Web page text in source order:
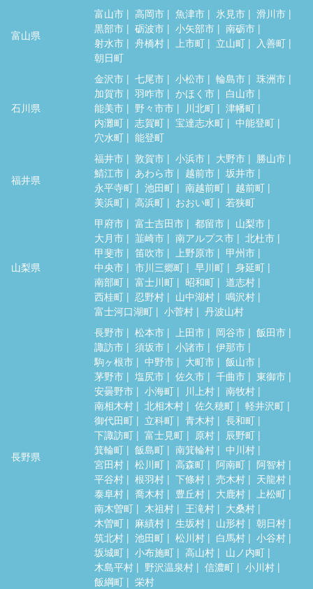
富山県
富山市 高岡市 魚津市 氷見市
滑川市
黒部市
砺波市 小矢部市
南砺市
射水市
舟橋村 上市町 立山町
入善町
朝日町
石川県
金沢市 七尾市 小松市 輪島市
珠洲市
加賀市
羽咋市 かほく市
白山市
能美市
野々市市 川北町
津幡町
内灘町
志賀町 宝達志水町
中能登町
穴水町
能登町
福井県
福井市 敦賀市 小浜市 大野市
勝山市
鯖江市
あわら市 越前市
坂井市
永平寺町
池田町 南越前町
越前町
美浜町
高浜町 おおい町 若狭町
山梨県
甲府市 富士吉田市 都留市
山梨市
大月市
韮崎市 南アルプス市
北杜市
甲斐市
笛吹市 上野原市
甲州市
中央市
市川三郷町 早川町
身延町
南部町
富士川町 昭和町
道志村
西桂町
忍野村 山中湖村
鳴沢村
富士河口湖町
小菅村 丹波山村
長野県
長野市 松本市 上田市 岡谷市
飯田市
諏訪市
須坂市 小諸市
伊那市
駒ヶ根市
中野市 大町市
飯山市
茅野市
塩尻市 佐久市 千曲市
東御市
安曇野市
小海町 川上村
南牧村
南相木村
北相木村 佐久穂町
軽井沢町
御代田町
立科町 青木村
長和町
下諏訪町
富士見町 原村
辰野町
箕輪町
飯島町 南箕輪村
中川村
宮田村
松川町 高森町 阿南町
阿智村
平谷村
根羽村 下條村 売木村
天龍村
泰阜村
喬木村 豊丘村 大鹿村
上松町
南木曽町
木祖村 王滝村
大桑村
木曽町
麻績村 生坂村 山形村
朝日村
筑北村
池田町 松川村 白馬村
小谷村
坂城町
小布施町 高山村
山ノ内町
木島平村
野沢温泉村 信濃町
小川村
飯綱町
栄村